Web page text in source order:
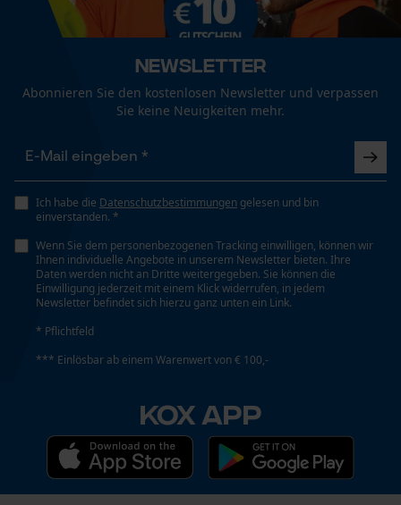
Häckselfunktion
Phasenwender
Nein
Schrägschnitt
Nein
Werkzeugloser Kettenwechsel
Newsletter
Abonnieren Sie den kostenlosen Newsletter und verpassen
Sie keine Neuigkeiten mehr.
Ich habe die Datenschutzbestimmungen gelesen und bin
einverstanden. *
Wenn Sie dem personenbezogenen Tracking einwilligen, können wir
Ihnen individuelle Angebote in unserem Newsletter bieten. Ihre
Daten werden nicht an Dritte weitergegeben. Sie können die
Einwilligung jederzeit mit einem Klick widerrufen, in jedem
Newsletter befindet sich hierzu ganz unten ein Link.
* Pflichtfeld
*** Einlösbar ab einem Warenwert von € 100,-
KOX APP
Econda Analytics
Fact-Finder Tracking
Funktionale Cookies
Personalisierte Startseite
Gespeicherter Warenkorb
Persönliche Begrüßung
YouTube-Videos
Kontaktaufnahme per Chat
Marketing Cookies